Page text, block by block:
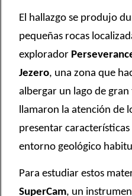
El hallazgo se produjo
pequeñas rocas
explorador
Jezero, una zona que
albergar un lago de
llamaron la atención de
presentar características
entorno geológico
Para estudiar estos
SuperCam, un